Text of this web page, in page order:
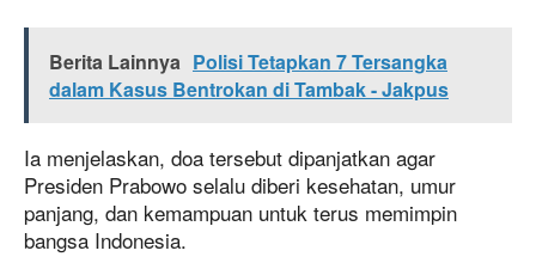
Berita Lainnya Polisi Tetapkan 7 Tersangka
dalam Kasus Bentrokan di Tambak - Jakpus
Ia menjelaskan, doa tersebut dipanjatkan agar
Presiden Prabowo selalu diberi kesehatan, umur
panjang, dan kemampuan untuk terus memimpin
bangsa Indonesia.